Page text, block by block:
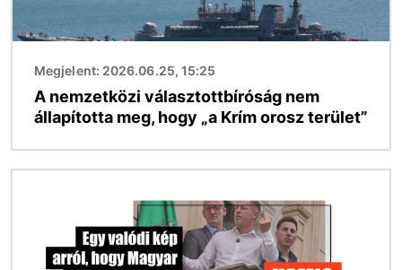
Megjelent: 2026.06.25, 15:25
A nemzetközi választottbíróság nem
állapította meg, hogy „a Krím orosz terület”